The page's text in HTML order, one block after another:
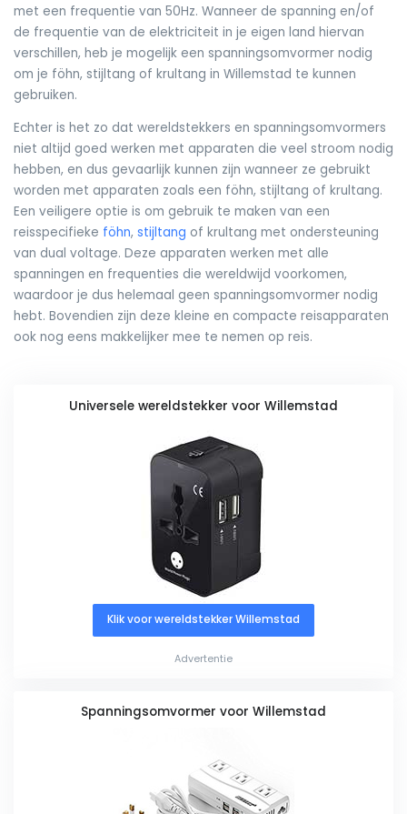
met een frequentie van 50Hz. Wanneer de spanning en/of
de frequentie van de elektriciteit in je eigen land hiervan
verschillen, heb je mogelijk een spanningsomvormer nodig
om je föhn, stijltang of krultang in Willemstad te kunnen
gebruiken.
Echter is het zo dat wereldstekkers en spanningsomvormers
niet altijd goed werken met apparaten die veel stroom nodig
hebben, en dus gevaarlijk kunnen zijn wanneer ze gebruikt
worden met apparaten zoals een föhn, stijltang of krultang.
Een veiligere optie is om gebruik te maken van een
reisspecifieke föhn, stijltang of krultang met ondersteuning
van dual voltage. Deze apparaten werken met alle
spanningen en frequenties die wereldwijd voorkomen,
waardoor je dus helemaal geen spanningsomvormer nodig
hebt. Bovendien zijn deze kleine en compacte reisapparaten
ook nog eens makkelijker mee te nemen op reis.
Universele wereldstekker voor Willemstad
Klik voor wereldstekker Willemstad
Advertentie
Spanningsomvormer voor Willemstad